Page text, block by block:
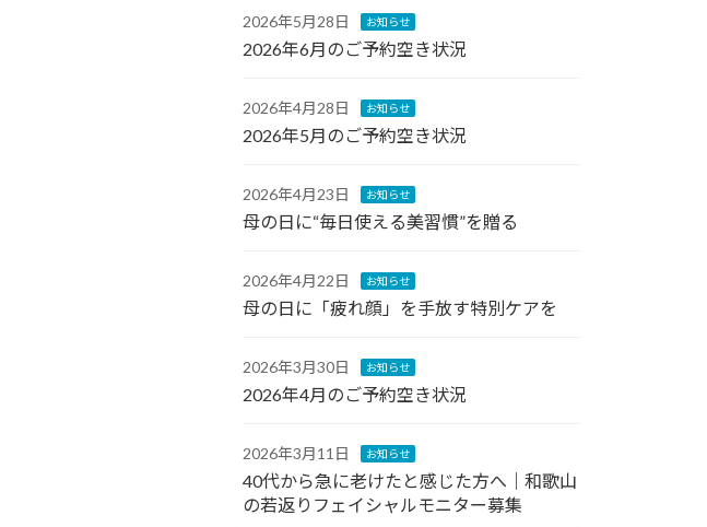
2026年5月28日 お知らせ
2026年6月のご予約空き状況
2026年4月28日 お知らせ
2026年5月のご予約空き状況
2026年4月23日 お知らせ
母の日に“毎日使える美習慣”を贈る
2026年4月22日 お知らせ
母の日に「疲れ顔」を手放す特別ケアを
2026年3月30日 お知らせ
2026年4月のご予約空き状況
2026年3月11日 お知らせ
40代から急に老けたと感じた方へ｜和歌山
の若返りフェイシャルモニター募集